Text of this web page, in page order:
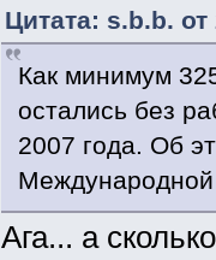
Цитата: s.b.b.
Как минимум
остались без
2007 года. Об
Ага... а